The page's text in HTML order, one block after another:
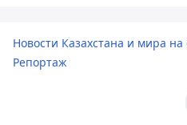
Новости Казахстана и мира на
Репортаж